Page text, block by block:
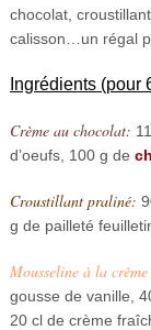
chocolat,
calisson…un régal
Ingrédients (pour
Crème au chocolat:
d’oeufs, 100 g de
Croustillant praliné:
g de pailleté
Mousseline à la
gousse de vanille,
20 cl de crème